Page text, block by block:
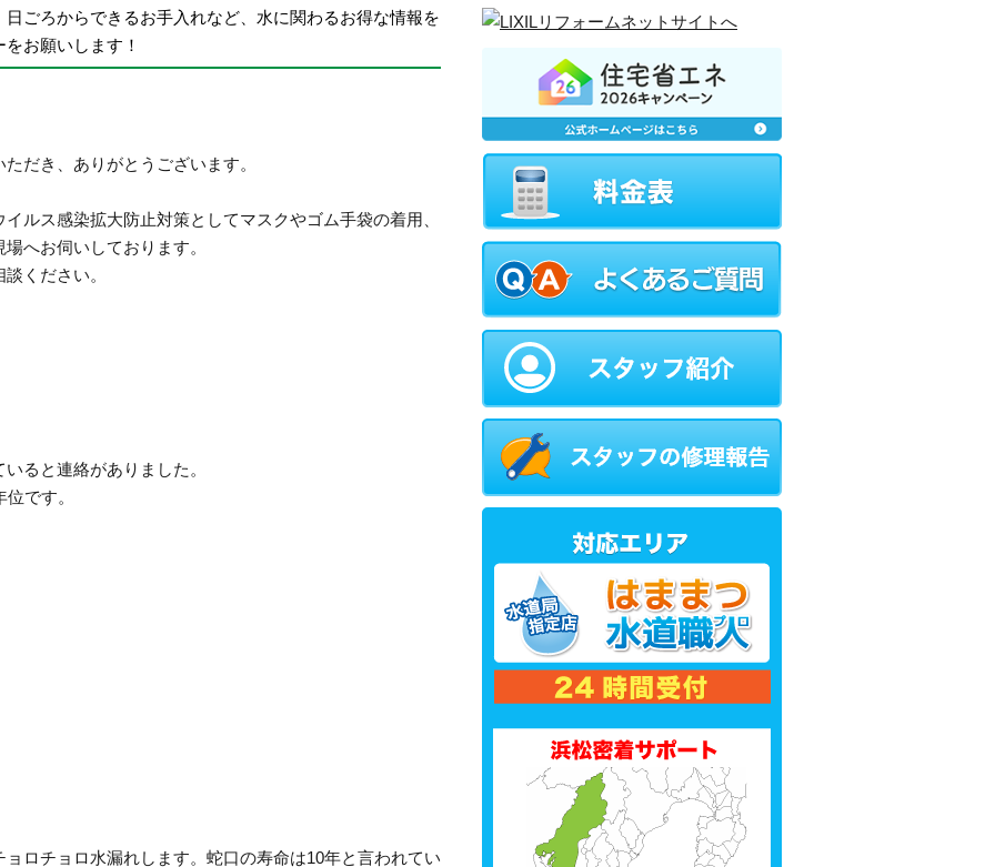
ごろからできるお手入れなど、水に関わるお得な情報を
お願いします！
だき、ありがとうございます。
ルス感染拡大防止対策としてマスクやゴム手袋の着用、
へお伺いしております。
ください。
ると連絡がありました。
です。
ロチョロ水漏れします。蛇口の寿命は10年と言われてい